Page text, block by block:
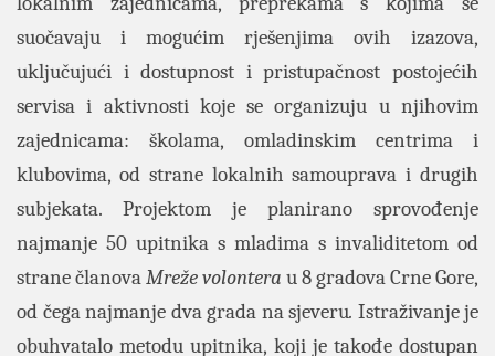
suočavaju i mogućim rješenjima ovih izazova,
uključujući i dostupnost i pristupačnost postojećih
servisa i aktivnosti koje se organizuju u njihovim
zajednicama: školama, omladinskim centrima i
klubovima, od strane lokalnih samouprava i drugih
subjekata. Projektom je planirano sprovođenje
najmanje 50 upitnika s mladima s invaliditetom od
strane članovaMreže volontera u 8 gradova Crne Gore,
od čega najmanje dva grada na sjeveru. Istraživanje je
obuhvatalo metodu upitnika, koji je takođe dostupan